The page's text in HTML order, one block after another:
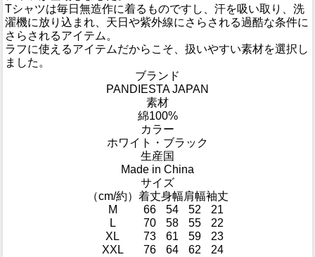
Tシャツは毎日無造作に着るものですし、汗を吸い取り、洗
濯機に放り込まれ、天日や紫外線にさらされる過酷な条件に
さらされるアイテム。
ラフに使えるアイテムだからこそ、扱いやすい素材を選択し
ました。
ブランド
PANDIESTA JAPAN
素材
綿100%
カラー
ホワイト・ブラック
生産国
Made in China
サイズ
（cm/約） 着丈身幅肩幅袖丈
M
66 54 52
21
L
70 58 55
22
XL
73 61 59
23
XXL
76 64 62 24